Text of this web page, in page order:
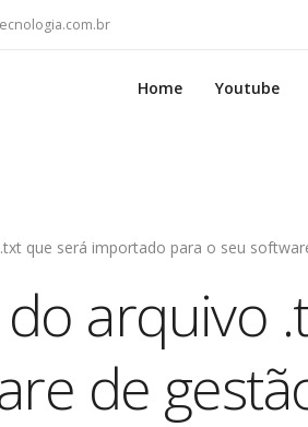
Home Youtube
que será importado para o seu
arquivo
de